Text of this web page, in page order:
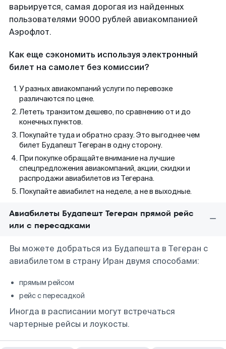
варьируется, самая дорогая из найденных
пользователями 9000 рублей авиакомпанией
Аэрофлот.
Как еще сэкономить используя электронный
билет на самолет без комиссии?
У разных авиакомпаний услуги по перевозке
различаются по цене.
Лететь транзитом дешево, по сравнению от и до
конечных пунктов.
Покупайте туда и обратно сразу. Это выгоднее чем
билет Будапешт Тегеран в одну сторону.
При покупке обращайте внимание на лучшие
спецпредложения авиакомпаний, акции, скидки и
распродажи авиабилетов из Тегерана.
Покупайте авиабилет на неделе, а не в выходные.
Авиабилеты Будапешт Тегеран прямой рейс
или с пересадками
Вы можете добраться из Будапешта в Тегеран с
авиабилетом в страну Иран двумя способами:
прямым рейсом
рейс с пересадкой
Иногда в расписании могут встречаться
чартерные рейсы и лоукосты.